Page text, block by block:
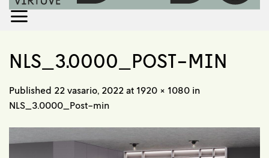
NLS_3.0000_POST-MIN
Published 22 vasario, 2022 at 1920 × 1080 in
NLS_3.0000_Post-min